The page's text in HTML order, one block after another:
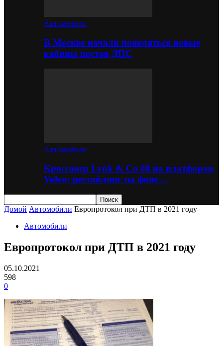
Автомобили
В Москве начали появляться новые
кабины постов ДПС
Автомобили
Кроссовер Lynk & Co 08 на платформе
Volvo: рестайлинг на фоне…
Домой Автомобили Европротокол при ДТП в 2021 году
Автомобили
Европротокол при ДТП в 2021 году
05.10.2021
598
0